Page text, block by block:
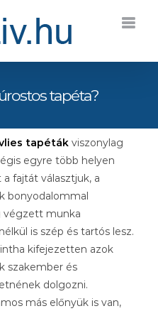
tapéta?
tapéták viszonylag
egyre több helyen
fajtát választjuk, a
bonyodalommal
végzett munka
is szép és tartós lesz.
kifejezetten azok
szakember és
dolgozni.
más előnyük is van,